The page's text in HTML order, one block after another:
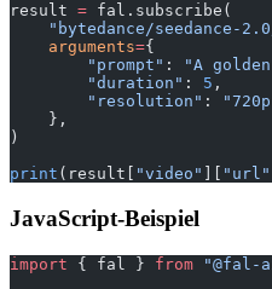
result = fal.subscribe(
"bytedance/seedance-
    arguments
={
        "prompt"
:
"A
        "duration"
: 5 ,
        "resolution"
:
    },
)
print (result[ "video" "url"
JavaScript-Beispiel
import { fal } from "@fal-